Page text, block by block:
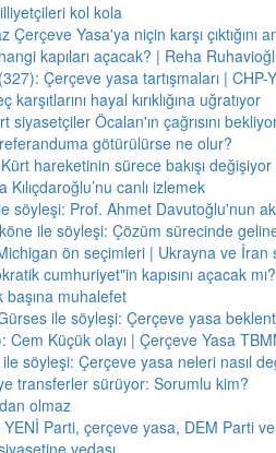
kol kola
Çerçeve Yasa'ya niçin karşı çıktığını
kapıları açacak? | Reha
Çerçeve yasa tartışmaları | CHP-
hayal kırıklığına uğratıyor
siyasetçiler Öcalan'ın çağrısını
götürülürse ne olur?
hareketinin sürece bakışı
canlı izlemek
söyleşi: Prof. Ahmet Davutoğlu'nun
ile söyleşi: Çözüm sürecinde
ön seçimleri | Ukrayna ve İran
cumhuriyet"in kapısını açacak mı?
başına muhalefet
ile söyleşi: Çerçeve yasa
Cem Küçük olayı | Çerçeve Yasa
söyleşi: Çerçeve yasa neleri nasıl
transferler sürüyor: Sorumlu kim?
olmaz
Parti, çerçeve yasa, DEM Parti
vedası